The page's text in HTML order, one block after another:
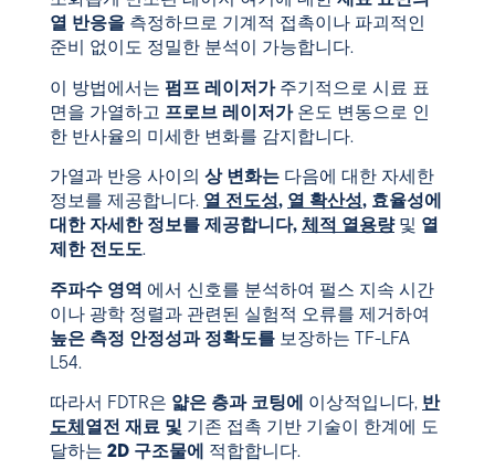
열 반응을 측정하므로 기계적 접촉이나 파괴적인
준비 없이도 정밀한 분석이 가능합니다.
이 방법에서는 펌프 레이저가주기적으로 시료 표
면을 가열하고 프로브 레이저가온도 변동으로 인
한 반사율의 미세한 변화를 감지합니다.
가열과 반응 사이의 상 변화는 다음에 대한 자세한
정보를 제공합니다. 열 전도성, 열 확산성, 효율성에
대한 자세한 정보를 제공합니다, 체적 열용량및 열
제한 전도도.
주파수 영역 에서 신호를 분석하여 펄스 지속 시간
이나 광학 정렬과 관련된 실험적 오류를 제거하여
높은 측정 안정성과 정확도를 보장하는 TF-LFA
L54.
따라서 FDTR은 얇은 층과 코팅에 이상적입니다, 반
도체 열전 재료 및 기존 접촉 기반 기술이 한계에 도
달하는 2D 구조물에 적합합니다.